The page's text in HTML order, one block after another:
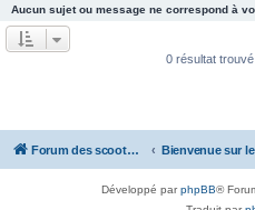
Aucun sujet ou message ne correspond à
0 résultat trouvé
Forum des scooters SYM - GTS -MAXSYM - CRUISYM - JOYMAX - Maxsym TL
Développé parphpBB®